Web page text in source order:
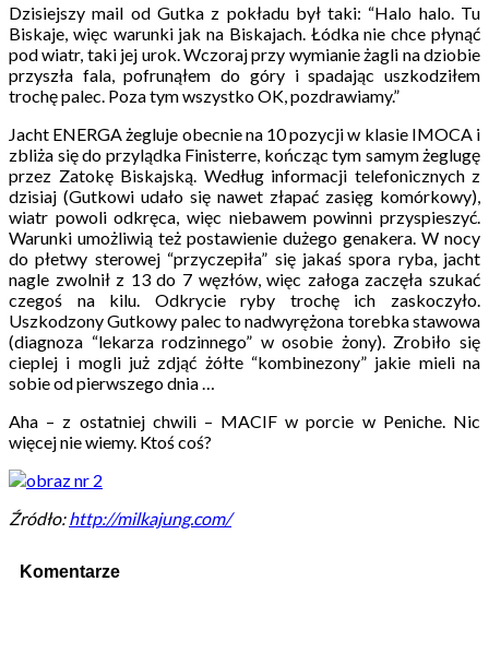
Dzisiejszy mail od Gutka z pokładu był taki: “Halo halo. Tu
Biskaje, więc warunki jak na Biskajach. Łódka nie chce płynąć
pod wiatr, taki jej urok. Wczoraj przy wymianie żagli na dziobie
przyszła fala, pofrunąłem do góry i spadając uszkodziłem
trochę palec. Poza tym wszystko OK, pozdrawiamy.”
Jacht ENERGA żegluje obecnie na 10 pozycji w klasie IMOCA i
zbliża się do przylądka Finisterre, kończąc tym samym żeglugę
przez Zatokę Biskajską. Według informacji telefonicznych z
dzisiaj (Gutkowi udało się nawet złapać zasięg komórkowy),
wiatr powoli odkręca, więc niebawem powinni przyspieszyć.
Warunki umożliwią też postawienie dużego genakera. W nocy
do płetwy sterowej “przyczepiła” się jakaś spora ryba, jacht
nagle zwolnił z 13 do 7 węzłów, więc załoga zaczęła szukać
czegoś na kilu. Odkrycie ryby trochę ich zaskoczyło.
Uszkodzony Gutkowy palec to nadwyrężona torebka stawowa
(diagnoza “lekarza rodzinnego” w osobie żony). Zrobiło się
cieplej i mogli już zdjąć żółte “kombinezony” jakie mieli na
sobie od pierwszego dnia …
Aha – z ostatniej chwili – MACIF w porcie w Peniche. Nic
więcej nie wiemy. Ktoś coś?
Źródło:http://milkajung.com/
Komentarze